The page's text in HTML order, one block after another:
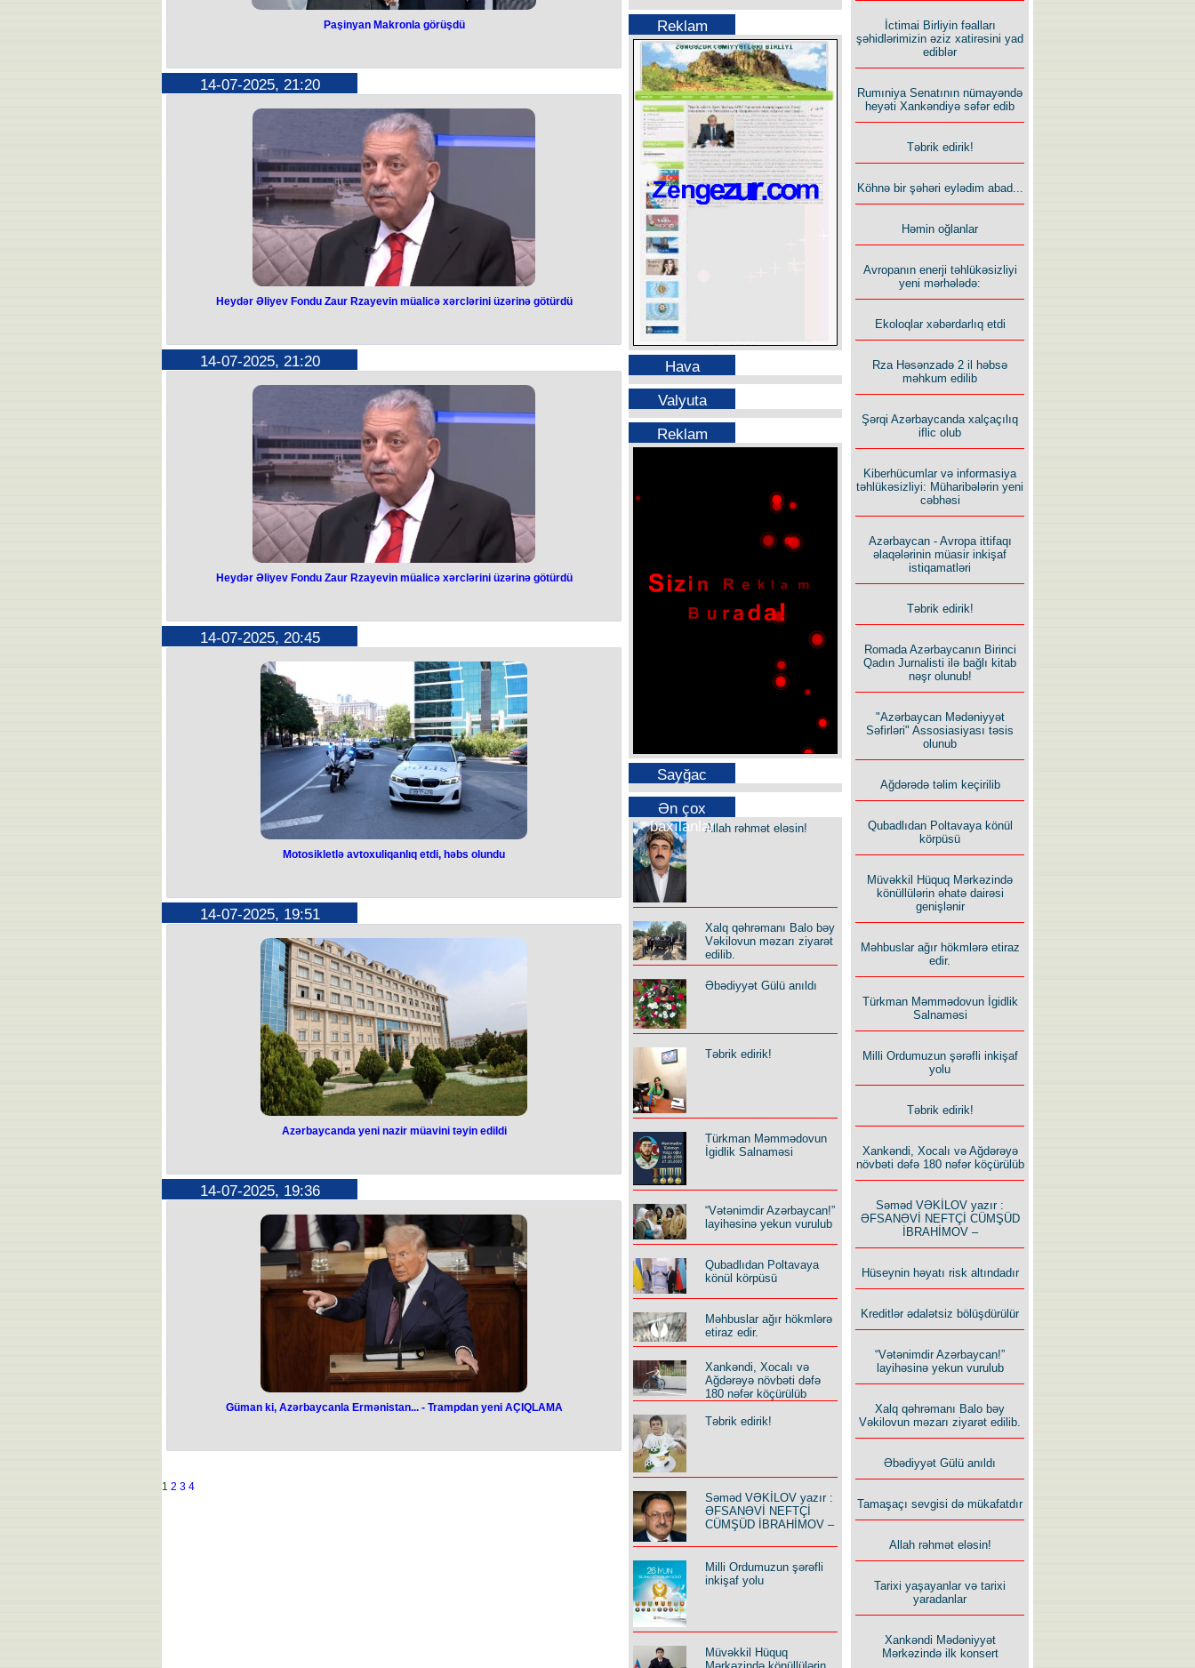
Ermənistanın baş naziri Nikol Paşinyan Fransa prezidenti Emmanuel
Makronla görüşüb.
Paşinyan görüşün görüntülərini sosial şəbəkədəki səhifəsində
yerləşdirib.
Paşinyan Makronla görüşdü
14-07-2025, 21:20
Rzayevin müalicə xərclərini
üzərinə götürdü
Heydər Əliyev Fondu Xalq artisti Zaur Rzayevin müalicə xərclərini üzərinə
götürüb.
Bu barədə deputat, ürək-damar cərrahı Rəşad Mahmudov sosial
şəbəkədə yazıb.
“Azərbaycan mədəniyyətinin əvəzsiz simalarından biri, tanınmış sənətkar
Zaur Rzayev hazırda xəstəxanamızda müalicə alır. Onun sağlamlığının
bərpası üçün bütün imkanların səfərbər olunması dövlətimizin, xüsusilə
də Mehriban xanım Əliyevanın rəhbərlik etdiyi Heydər Əliyev Fondunun
diqqət və qayğısı ilə əhatələnib. Müalicə prosesi ilə bağlı Prezidentin
köməkçisi Anar Ələkbərovun, Dövlət Gömrük Komitəsinin Tibbi Xidmət
İdarəsinin (DGKTXİ) rəisi Ceyhun Məmmədovun, baş həkim Bəxtiyar
Musayevin və bütün xəstəxana personalının vaxtaşırı diqqəti və qayğısı
sənətə və sənətkara verilən dəyərin bariz nümunəsidir”, - o qeyd edib.
Heydər Əliyev Fondu Zaur Rzayevin müalicə xərclərini üzərinə götürdü
14-07-2025, 21:20
Rzayevin müalicə xərclərini
üzərinə götürdü
Heydər Əliyev Fondu Xalq artisti Zaur Rzayevin müalicə xərclərini üzərinə
Bu barədə deputat, ürək-damar cərrahı Rəşad Mahmudov sosial
şəbəkədə yazıb.
“Azərbaycan mədəniyyətinin əvəzsiz simalarından biri, tanınmış sənətkar
Zaur Rzayev hazırda xəstəxanamızda müalicə alır. Onun sağlamlığının
bərpası üçün bütün imkanların səfərbər olunması dövlətimizin, xüsusilə
də Mehriban xanım Əliyevanın rəhbərlik etdiyi Heydər Əliyev Fondunun
diqqət və qayğısı ilə əhatələnib. Müalicə prosesi ilə bağlı Prezidentin
köməkçisi Anar Ələkbərovun, Dövlət Gömrük Komitəsinin Tibbi Xidmət
İdarəsinin (DGKTXİ) rəisi Ceyhun Məmmədovun, baş həkim Bəxtiyar
Musayevin və bütün xəstəxana personalının vaxtaşırı diqqəti və qayğısı
sənətə və sənətkara verilən dəyərin bariz nümunəsidir”, - o qeyd edib.
Heydər Əliyev Fondu Zaur Rzayevin müalicə xərclərini üzərinə götürdü
14-07-2025, 20:45
həbs olundu
DİN-dən verilən xəbərə görə, Bakı Şəhər DYP İdarəsinin əməkdaşları
tərəfindən həyata keçirilən tədbirlər nəticəsində paytaxt ərazisində yol
hərəkəti qaydalarını davamlı şəkildə pozaraq digər hərəkət iştirakçılarının
da sağlamlığı üçün real təhlükə yaradan motosiklet sürücüsü Baba
İsmayılov saxlanılıb.
Sürücü barəsində Azərbaycan Respublikası İnzibati Xətalar Məcəlləsinin
müvafiq maddələrinə əsasən inzibati protokol tərtib edilərək baxılması
üçün aidiyyəti məhkəməyə göndərilib.
Məhkəmənin qərarı ilə B.İsmayılovun sürücülük hüququ 1 il müddətinə
məhdudlaşdırılıb və o, 15 gün inzibati qaydada həbs edilib.
Motosikletlə avtoxuliqanlıq etdi, həbs olundu
14-07-2025, 19:51
təyin edildi
təyin edilib.
Naxçıvan Muxtar Respublikası Ali Məclisi sədrinin birinci müavini Bəxtiyar
Məmmədovun 2025-ci il 11 iyul tarixdə imzaladığı Sərəncama əsasən,
polkovnik Ələsgərov Ələsgər Əli oğlu Naxçıvan Muxtar Respublikasının
fövqəladə hallar nazirinin müavini təyin edilib.
Naxçıvanda Azərbaycan Prezidentinin səlahiyyətli nümayəndəsinin
müavini Samir Seyidəhmədli polkovnik Ələsgər Ələsgərovu Naxçıvanın
Fövqəladə Hallar Nazirliyinin kollektivinə təqdim edib.
Qeyd edək ki, Ələsgərov Ələsgər yeni vəzifəyə təyin olunmazdan öncə
Azərbaycan Respublikasının Fövqəladə Hallar Nazirliyinin Mülki müdafiə
işinin təşkili Baş idarəsinin mülki müdafiə tədbirlərinin təşkili idarəsinin
rəisi vəzifəsində çalışıb.
Azərbaycanda yeni nazir müavini təyin edildi
14-07-2025, 19:36
Ermənistan... -Trampdan yeni
Güman ki, Azərbaycanla Ermənistan... - Trampdan yeni AÇIQLAMA
1 2 3 4
Reklam
Hava
Valyuta
Reklam
Sayğac
Ən çox
baxılanlarAllah rəhmət eləsin!
Xalq qəhrəmanı Balo bəy
Vəkilovun məzarı ziyarət
edilib.
Əbədiyyət Gülü anıldı
Təbrik edirik!
Türkman Məmmədovun
İgidlik Salnaməsi
“Vətənimdir Azərbaycan!”
layihəsinə yekun vurulub
Qubadlıdan Poltavaya
könül körpüsü
Məhbuslar ağır hökmlərə
etiraz edir.
Xankəndi, Xocalı və
Ağdərəyə növbəti dəfə
180 nəfər köçürülüb
Təbrik edirik!
Səməd VƏKİLOV yazır :
ƏFSANƏVİ NEFTÇİ
CÜMŞÜD İBRAHİMOV –
Milli Ordumuzun şərəfli
inkişaf yolu
Müvəkkil Hüquq
İctimai Birliyin fəalları
şəhidlərimizin əziz xatirəsini yad
ediblər
Rumıniya Senatının nümayəndə
heyəti Xankəndiyə səfər edib
Təbrik edirik!
Köhnə bir şəhəri eylədim abad...
Həmin oğlanlar
Avropanın enerji təhlükəsizliyi
yeni mərhələdə:
Ekoloqlar xəbərdarlıq etdi
Rza Həsənzadə 2 il həbsə
məhkum edilib
Şərqi Azərbaycanda xalçaçılıq
iflic olub
Kiberhücumlar və informasiya
təhlükəsizliyi: Müharibələrin yeni
cəbhəsi
Azərbaycan - Avropa ittifaqı
əlaqələrinin müasir inkişaf
istiqamatləri
Təbrik edirik!
Romada Azərbaycanın Birinci
Qadın Jurnalisti ilə bağlı kitab
nəşr olunub!
"Azərbaycan Mədəniyyət
Səfirləri" Assosiasiyası təsis
olunub
Ağdərədə təlim keçirilib
Qubadlıdan Poltavaya könül
körpüsü
Müvəkkil Hüquq Mərkəzində
könüllülərin əhatə dairəsi
genişlənir
Məhbuslar ağır hökmlərə etiraz
edir.
Türkman Məmmədovun İgidlik
Salnaməsi
Milli Ordumuzun şərəfli inkişaf
yolu
Təbrik edirik!
Xankəndi, Xocalı və Ağdərəyə
növbəti dəfə 180 nəfər köçürülüb
Səməd VƏKİLOV yazır :
ƏFSANƏVİ NEFTÇİ CÜMŞÜD
İBRAHİMOV –
Hüseynin həyatı risk altındadır
Kreditlər ədalətsiz bölüşdürülür
“Vətənimdir Azərbaycan!”
layihəsinə yekun vurulub
Xalq qəhrəmanı Balo bəy
Vəkilovun məzarı ziyarət edilib.
Əbədiyyət Gülü anıldı
Tamaşaçı sevgisi də mükafatdır
Allah rəhmət eləsin!
Tarixi yaşayanlar və tarixi
yaradanlar
Xankəndi Mədəniyyət
Mərkəzində ilk konsert